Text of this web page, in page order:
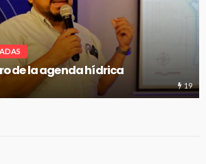
módulos de basura en el bulevar
ago